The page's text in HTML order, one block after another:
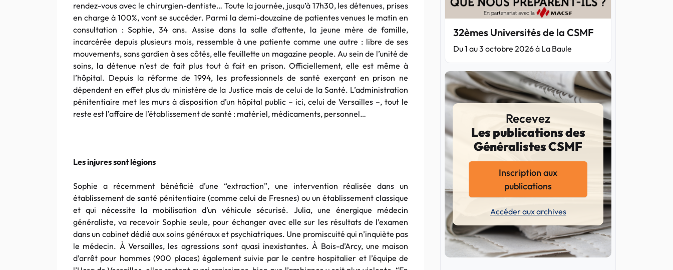
rendez-vous avec le chirurgien-dentiste… Toute la journée, jusqu’à 17h30, les détenues, prises
en charge à 100%, vont se succéder. Parmi la demi-douzaine de patientes venues le matin en
consultation : Sophie, 34 ans. Assise dans la salle d’attente, la jeune mère de famille,
incarcérée depuis plusieurs mois, ressemble à une patiente comme une autre : libre de ses
mouvements, sans gardien à ses côtés, elle feuillette un magazine people. Au sein de l’unité de
soins, la détenue n’est de fait plus tout à fait en prison. Officiellement, elle est même à
l’hôpital. Depuis la réforme de 1994, les professionnels de santé exerçant en prison ne
dépendent en effet plus du ministère de la Justice mais de celui de la Santé. L’administration
pénitentiaire met les murs à disposition d’un hôpital public – ici, celui de Versailles –, tout le
reste est l’affaire de l’établissement de santé : matériel, médicaments, personnel…
Les injures sont légions
Sophie a récemment bénéficié d’une “extraction”, une intervention réalisée dans un
établissement de santé pénitentiaire (comme celui de Fresnes) ou un établissement classique
et qui nécessite la mobilisation d’un véhicule sécurisé. Julia, une énergique médecin
généraliste, va recevoir Sophie seule, pour échanger avec elle sur les résultats de l’examen
dans un cabinet dédié aux soins généraux et psychiatriques. Une promiscuité qui n’inquiète pas
le médecin. À Versailles, les agressions sont quasi inexistantes. À Bois-d’Arcy, une maison
d’arrêt pour hommes (900 places) également suivie par le centre hospitalier et l’équipe de
32èmes Universités de la CSMF
Du 1 au 3 octobre 2026 à La Baule
Recevez
Les publications des
Généralistes CSMF
Inscription aux
publications
Accéder aux archives